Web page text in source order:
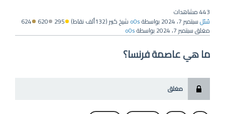
443مشاهدات
سُئلسبتمبر 7، 2024 بواسطةo0s شيخ كبير(132ألف نقاط) 295
620
624
مغلقسبتمبر 7، 2024 بواسطةo0s
ما هي عاصمة فرنسا؟
مغلق